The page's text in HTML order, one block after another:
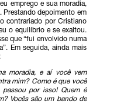
emprego e sua moradia,
Prestando depoimento em
contrariado por Cristiano
o equilíbrio e se exaltou.
que “fui envolvido numa
Em seguida, ainda mais
moradia, e aí você vem
mim? Como é que você
passou por isso! Quem é
Vocês são um bando de